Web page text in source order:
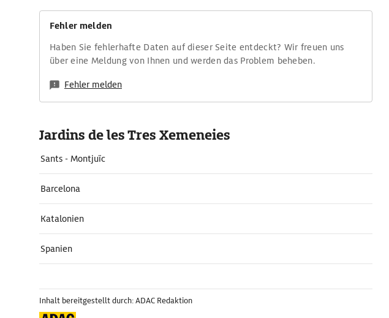
Fehler melden
Haben Sie fehlerhafte Daten auf dieser Seite entdeckt? Wir freuen uns
über eine Meldung von Ihnen und werden das Problem beheben.
Fehler melden
Jardins de les Tres Xemeneies
Sants - Montjuïc
Barcelona
Katalonien
Spanien
Inhalt bereitgestellt durch: ADAC Redaktion